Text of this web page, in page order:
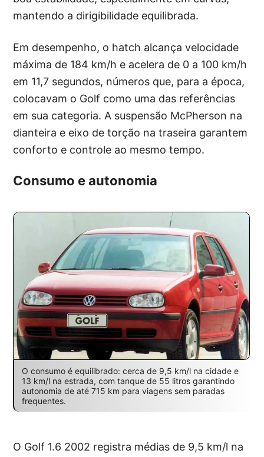
mantendo a dirigibilidade equilibrada.
Em desempenho, o hatch alcança velocidade
máxima de 184 km/h e acelera de 0 a 100 km/h
em 11,7 segundos, números que, para a época,
colocavam o Golf como uma das referências
em sua categoria. A suspensão McPherson na
dianteira e eixo de torção na traseira garantem
conforto e controle ao mesmo tempo.
Consumo e autonomia
O consumo é equilibrado: cerca de 9,5 km/l na cidade e
13 km/l na estrada, com tanque de 55 litros garantindo
autonomia de até 715 km para viagens sem paradas
frequentes.
O Golf 1.6 2002 registra médias de 9,5 km/l na